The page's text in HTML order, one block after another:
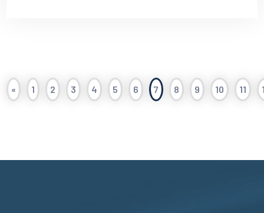
« 1 2 3 4 5 6 7 8 9 10 11